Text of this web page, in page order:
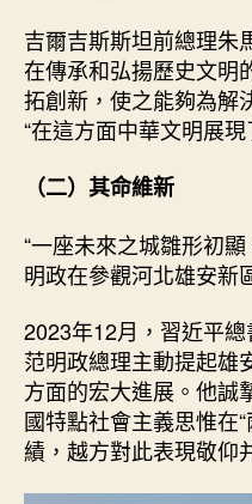
吉爾吉斯斯坦前總理朱
在傳承和弘揚歷史文明
拓創新，使之能夠為解
“在這方面中華文明展現
（二）其命維新
“一座未來之城雛形初
明政在參觀河北雄安新
2023年12月，習近平
范明政總理主動提起雄
方面的宏大進展。他誠
國特點社會主義思惟在
績，越方對此表現敬仰